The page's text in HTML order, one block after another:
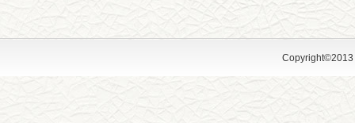
Copyright©2013